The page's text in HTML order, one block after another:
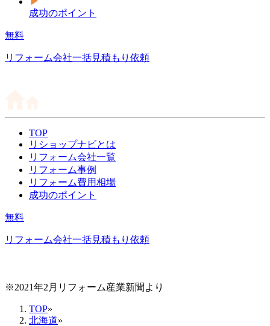
成功のポイント
無料
リフォーム会社一括見積もり依頼
TOP
リショップナビとは
リフォーム会社一覧
リフォーム事例
リフォーム費用相場
成功のポイント
無料
リフォーム会社一括見積もり依頼
※2021年2月リフォーム産業新聞より
TOP»
北海道»